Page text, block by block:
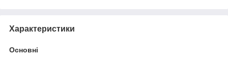
Характеристики
Основні